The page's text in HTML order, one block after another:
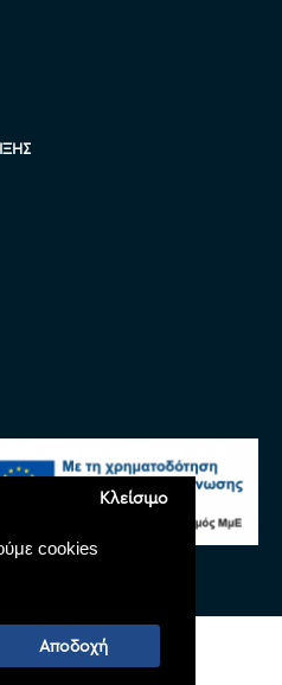
cookies
Κλείσιμο
Αποδοχή
All Rights Reserved
Monoware Web